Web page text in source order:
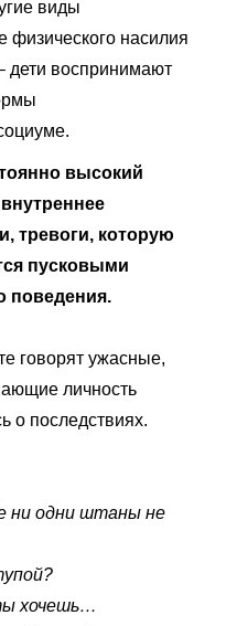
виды
физического насилия
дети воспринимают
высокий
тревоги, которую
пусковыми
поведения.
говорят ужасные,
личность
о последствиях.
ни одни штаны не
хочешь…